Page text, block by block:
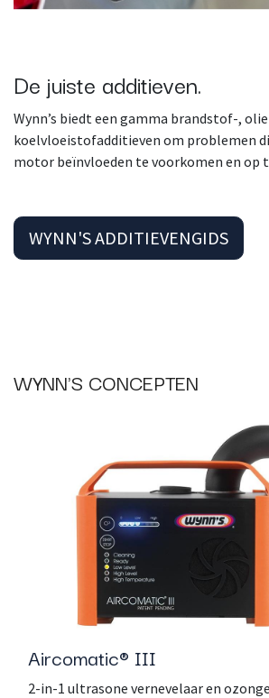
De juiste additieven.
Wynn’s biedt een gamma brandstof-,
koelvloeistofadditieven om problemen
motor beïnvloeden te voorkomen en op
WYNN'S ADDITIEVENGIDS
WYNN'S CONCEPTEN
Aircomatic® III
2-in-1 ultrasone vernevelaar en